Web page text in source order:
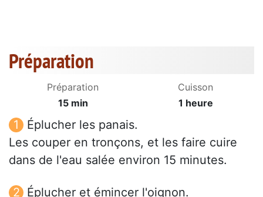
Préparation
Préparation
15 min
Cuisson
1 heure
Éplucher les panais.
Les couper en tronçons, et les faire cuire
dans de l'eau salée environ 15 minutes.
Éplucher et émincer l'oignon.